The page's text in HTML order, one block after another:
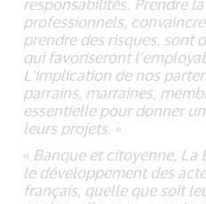
professionnels,
prendre des risques, sont
qui favoriseront
L’implication de nos
parrains, marraines,
essentielle pour donner
leurs projets. »
« Banque et citoyenne, La
le développement des
français, quelle que soit